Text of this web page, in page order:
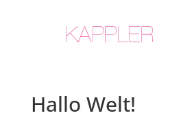
Hallo Welt!